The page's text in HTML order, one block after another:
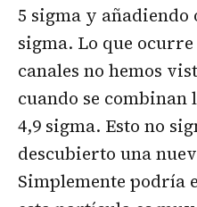
5 sigma y añadiendo
sigma. Lo que ocurre
canales no hemos
cuando se combinan
4,9 sigma. Esto no
descubierto una
Simplemente podría